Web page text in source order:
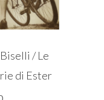
/ Le
di Ester